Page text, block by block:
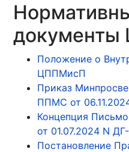
документы
Положение о
ЦППМисП
Приказ
ППМС от
Концепция
от 01.07.2024 N
Постановление